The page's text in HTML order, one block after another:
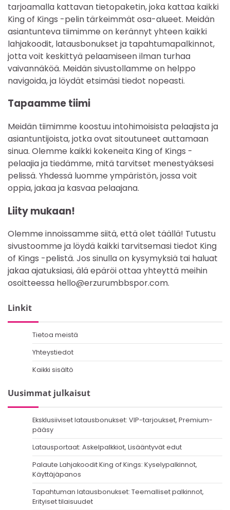
tarjoamalla kattavan tietopaketin, joka kattaa kaikki
King of Kings -pelin tärkeimmät osa-alueet. Meidän
asiantunteva tiimimme on kerännyt yhteen kaikki
lahjakoodit, latausbonukset ja tapahtumapalkinnot,
jotta voit keskittyä pelaamiseen ilman turhaa
vaivannäköä. Meidän sivustollamme on helppo
navigoida, ja löydät etsimäsi tiedot nopeasti.
Tapaamme tiimi
Meidän tiimimme koostuu intohimoisista pelaajista ja
asiantuntijoista, jotka ovat sitoutuneet auttamaan
sinua. Olemme kaikki kokeneita King of Kings -
pelaajia ja tiedämme, mitä tarvitset menestyäksesi
pelissä. Yhdessä luomme ympäristön, jossa voit
oppia, jakaa ja kasvaa pelaajana.
Liity mukaan!
Olemme innoissamme siitä, että olet täällä! Tutustu
sivustoomme ja löydä kaikki tarvitsemasi tiedot King
of Kings -pelistä. Jos sinulla on kysymyksiä tai haluat
jakaa ajatuksiasi, älä epäröi ottaa yhteyttä meihin
osoitteessa hello@erzurumbbspor.com.
Linkit
Tietoa meistä
Yhteystiedot
Kaikki sisältö
Uusimmat julkaisut
Eksklusiiviset latausbonukset: VIP-tarjoukset, Premium-
pääsy
Latausportaat: Askelpalkkiot, Lisääntyvät edut
Palaute Lahjakoodit King of Kings: Kyselypalkinnot,
Käyttäjäpanos
Tapahtuman latausbonukset: Teemalliset palkinnot,
Erityiset tilaisuudet